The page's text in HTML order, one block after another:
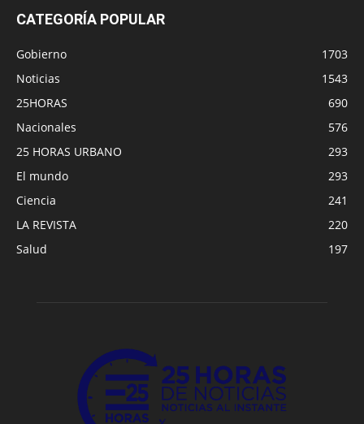
CATEGORÍA POPULAR
Gobierno
1703
Noticias
1543
25HORAS
690
Nacionales
576
25 HORAS URBANO
293
El mundo
293
Ciencia
241
LA REVISTA
220
Salud
197